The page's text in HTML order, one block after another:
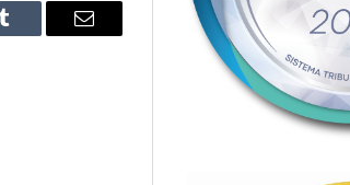
Tumblr
E-